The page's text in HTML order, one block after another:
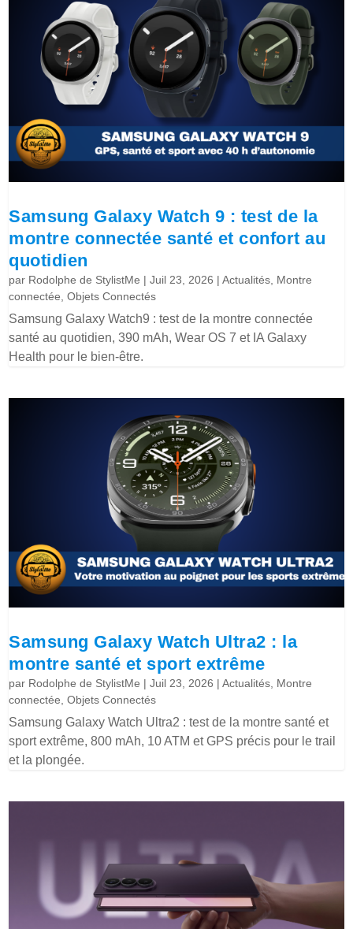
Samsung Galaxy Watch 9 : test de la
montre connectée santé et confort au
quotidien
par Rodolphe de StylistMe |Juil 23, 2026 |Actualités Montre
connectée ,Objets Connectés
Samsung Galaxy Watch9 : test de la montre connectée
santé au quotidien, 390 mAh, Wear OS 7 et IA Galaxy
Health pour le bien-être.
Samsung Galaxy Watch Ultra2 : la
montre santé et sport extrême
par Rodolphe de StylistMe |Juil 23, 2026 |Actualités Montre
connectée ,Objets Connectés
Samsung Galaxy Watch Ultra2 : test de la montre santé et
sport extrême, 800 mAh, 10 ATM et GPS précis pour le trail
et la plongée.